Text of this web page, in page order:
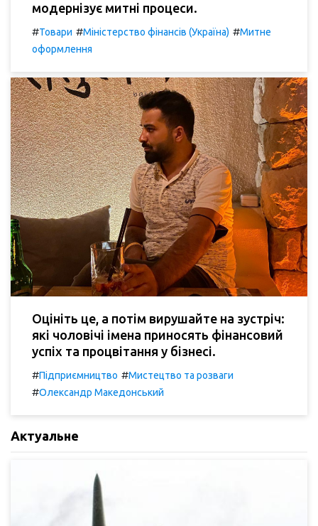
модернізує митні процеси.
#Товари #Міністерство фінансів (Україна) #Митне
оформлення
Оцініть це, а потім вирушайте на зустріч:
які чоловічі імена приносять фінансовий
успіх та процвітання у бізнесі.
#Підприємництво #Мистецтво та розваги
#Олександр Македонський
Актуальне